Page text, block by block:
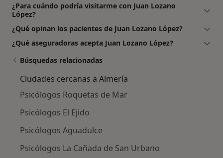
¿Para cuándo podría visitarme con Juan Lozano
López?
¿Qué opinan los pacientes de Juan Lozano López?
¿Qué aseguradoras acepta Juan Lozano López?
Búsquedas relacionadas
Ciudades cercanas a Almería
Psicólogos Roquetas de Mar
Psicólogos El Ejido
Psicólogos Aguadulce
Psicólogos La Cañada de San Urbano